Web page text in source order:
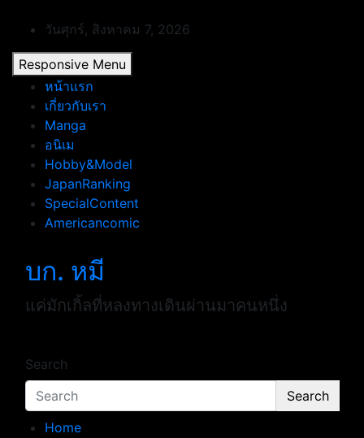
content
วันศุกร์, สิงหาคม 7, 2026
Responsive Menu
หน้าแรก
เกี่ยวกับเรา
Manga
อนิเม
Hobby&Model
JapanRanking
SpecialContent
Americancomic
บก. หมี
แค่มักเกิ้ลที่หลงทางเดินผ่านมาคนหนึ่ง
Search
Search
Home